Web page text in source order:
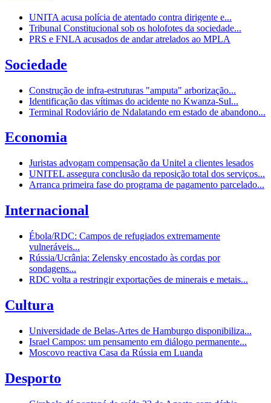
UNITA acusa polícia de atentado contra dirigente e...
Tribunal Constitucional sob os holofotes da sociedade...
PRS e FNLA acusados de andar atrelados ao MPLA
Sociedade
Construção de infra-estruturas "amputa" arborização...
Identificação das vítimas do acidente no Kwanza-Sul...
Terminal Rodoviário de Ndalatando em estado de abandono...
Economia
Juristas advogam compensação da Unitel a clientes lesados
UNITEL assegura conclusão da reposição total dos serviços...
Arranca primeira fase do programa de pagamento parcelado...
Internacional
Ébola/RDC: Campos de refugiados extremamente
vulneráveis...
Rússia/Ucrânia: Zelensky encostado às cordas por
sondagens...
RDC volta a restringir exportações de minerais e metais...
Cultura
Universidade de Belas-Artes de Hamburgo disponibiliza...
Israel Campos: um pensamento em diálogo permanente...
Moscovo reactiva Casa da Rússia em Luanda
Desporto